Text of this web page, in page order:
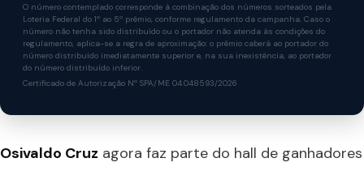
O número contemplado corresponde à combinação dos números sorteados pela
Loteria Federal do 1º ao 5º prêmio, conforme regulamento da campanha. Caso o
número não tenha sido distribuído ou o portador não atenda às condições do
regulamento, aplica-se a regra de aproximação: o prêmio caberá ao portador do
número distribuído imediatamente superior e, na sua inexistência, ao portador
do número distribuído inferior.
Certificado de Autorização Nº SPA/ME 04.048593/2026
Osivaldo Cruz agora faz parte do hall de ganhadores